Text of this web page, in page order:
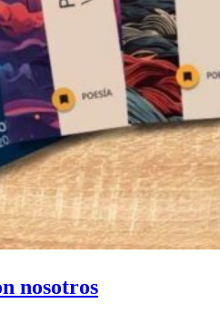
nosotros